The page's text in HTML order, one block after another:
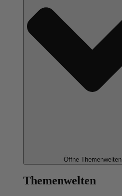
Öffne Themenwelten
Themenwelten